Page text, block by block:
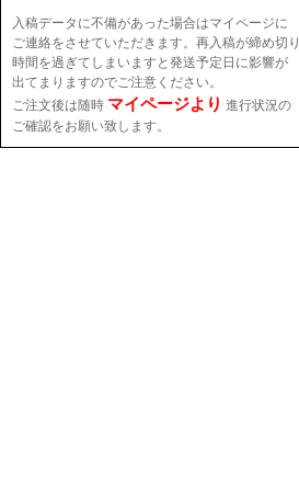
入稿データに不備があった場合はマイページに
ご連絡をさせていただきます。再入稿が締め切り
時間を過ぎてしまいますと発送予定日に影響が
出てまりますのでご注意ください。
ご注文後は随時 マイページより 進行状況の
ご確認をお願い致します。